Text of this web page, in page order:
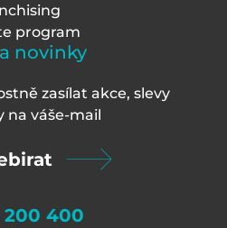
program
novinky
zasílat akce, slevy
na váše-mail
200 400